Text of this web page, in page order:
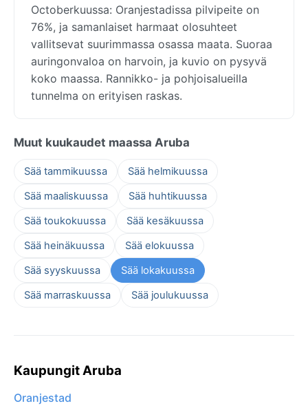
Octoberkuussa: Oranjestadissa pilvipeite on
76%, ja samanlaiset harmaat olosuhteet
vallitsevat suurimmassa osassa maata. Suoraa
auringonvaloa on harvoin, ja kuvio on pysyvä
koko maassa. Rannikko- ja pohjoisalueilla
tunnelma on erityisen raskas.
Muut kuukaudet maassa Aruba
Sää tammikuussa
Sää helmikuussa
Sää maaliskuussa
Sää huhtikuussa
Sää toukokuussa
Sää kesäkuussa
Sää heinäkuussa
Sää elokuussa
Sää syyskuussa
Sää lokakuussa
Sää marraskuussa
Sää joulukuussa
Kaupungit Aruba
Oranjestad